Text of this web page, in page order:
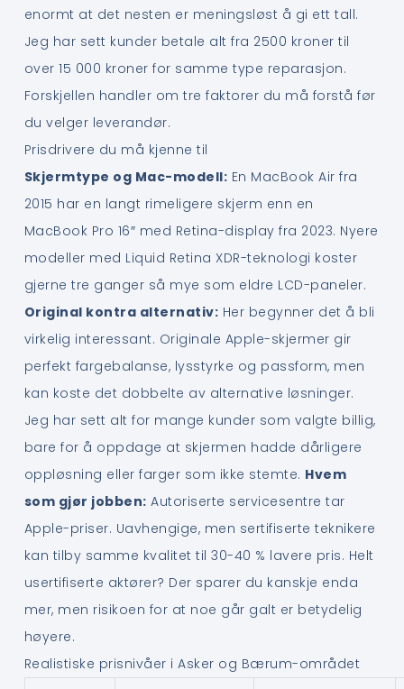
enormt at det nesten er meningsløst å gi ett tall.
Jeg har sett kunder betale alt fra 2500 kroner til
over 15 000 kroner for samme type reparasjon.
Forskjellen handler om tre faktorer du må forstå før
du velger leverandør.
Prisdrivere du må kjenne til
Skjermtype og Mac-modell: En MacBook Air fra
2015 har en langt rimeligere skjerm enn en
MacBook Pro 16″ med Retina-display fra 2023. Nyere
modeller med Liquid Retina XDR-teknologi koster
gjerne tre ganger så mye som eldre LCD-paneler.
Original kontra alternativ: Her begynner det å bli
virkelig interessant. Originale Apple-skjermer gir
perfekt fargebalanse, lysstyrke og passform, men
kan koste det dobbelte av alternative løsninger.
Jeg har sett alt for mange kunder som valgte billig,
bare for å oppdage at skjermen hadde dårligere
oppløsning eller farger som ikke stemte. Hvem
som gjør jobben: Autoriserte servicesentre tar
Apple-priser. Uavhengige, men sertifiserte teknikere
kan tilby samme kvalitet til 30-40 % lavere pris. Helt
usertifiserte aktører? Der sparer du kanskje enda
mer, men risikoen for at noe går galt er betydelig
høyere.
Realistiske prisnivåer i Asker og Bærum-området